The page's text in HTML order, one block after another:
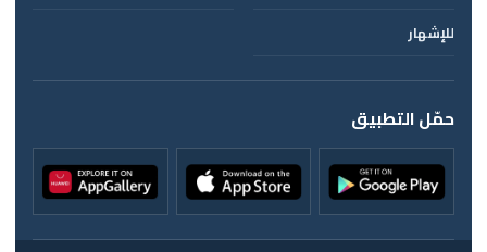
للإشهار
حمّل التطبيق